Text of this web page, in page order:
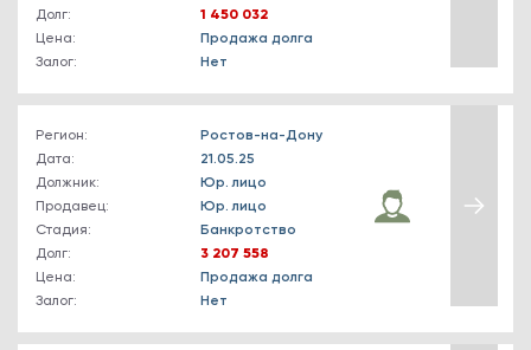
Долг:
1 450 032
Цена:
Продажа долга
Залог:
Нет
Регион:
Ростов-на-Дону
Дата:
21.05.25
Должник:
Юр. лицо
Продавец:
Юр. лицо
Стадия:
Банкротство
Долг:
3 207 558
Цена:
Продажа долга
Залог:
Нет